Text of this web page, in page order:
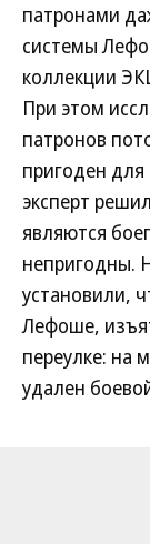
патронами
системы
коллекции
При этом
патронов
пригоден
эксперт
являются
непригодны.
установили,
Лефоше,
переулке: на
удален